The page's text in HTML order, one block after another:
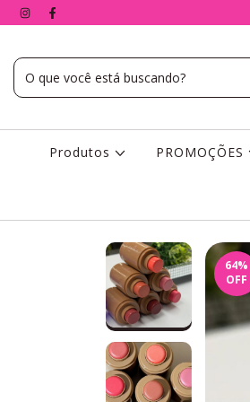
Produtos PROMOÇÕES
64%
OFF